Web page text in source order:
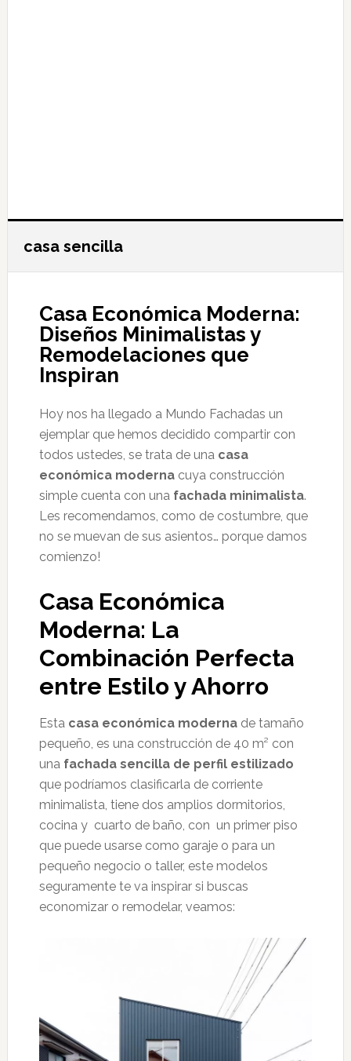
casa sencilla
Casa Económica Moderna:
Diseños Minimalistas y
Remodelaciones que
Inspiran
Hoy nos ha llegado a Mundo Fachadas un
ejemplar que hemos decidido compartir con
todos ustedes, se trata de una casa
económica modernacuya construcción
simple cuenta con una fachada minimalista.
Les recomendamos, como de costumbre, que
no se muevan de sus asientos… porque damos
comienzo!
Casa Económica
Moderna: La
Combinación Perfecta
entre Estilo y Ahorro
Esta casa económica modernade tamaño
pequeño, es una construcción de 40 m² con
una fachada sencilla de perfil estilizado
que podríamos clasificarla de corriente
minimalista, tiene dos amplios dormitorios,
cocina y cuarto de baño, con un primer piso
que puede usarse como garaje o para un
pequeño negocio o taller, este modelos
seguramente te va inspirar si buscas
economizar o remodelar, veamos: